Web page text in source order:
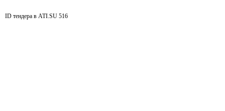
ID тендера в ATI.SU 516